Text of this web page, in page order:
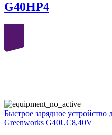
G40HP4
Быстрое зарядное устройство
Greenworks G40UC8,40V